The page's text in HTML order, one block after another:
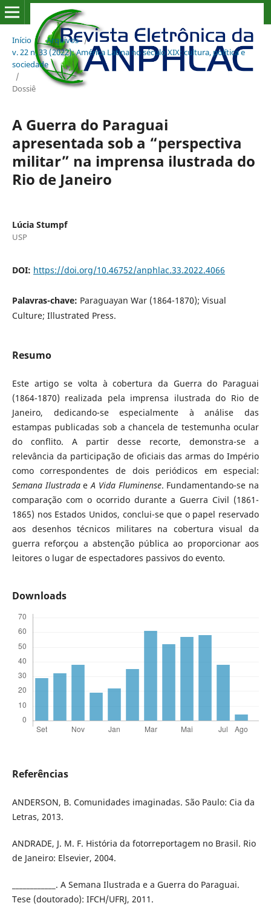
Início / Arquivos /
v. 22 n. 33 (2022): América Latina no século XIX: cultura, política e
sociedade
/
Dossiê
A Guerra do Paraguai
apresentada sob a “perspectiva
militar” na imprensa ilustrada do
Rio de Janeiro
Lúcia Stumpf
USP
DOI: https://doi.org/10.46752/anphlac.33.2022.4066
Palavras-chave: Paraguayan War (1864-1870); Visual
Culture; Illustrated Press.
Resumo
Este artigo se volta à cobertura da Guerra do Paraguai
(1864-1870) realizada pela imprensa ilustrada do Rio de
Janeiro, dedicando-se especialmente à análise das
estampas publicadas sob a chancela de testemunha ocular
do conflito. A partir desse recorte, demonstra-se a
relevância da participação de oficiais das armas do Império
como correspondentes de dois periódicos em especial:
Semana IlustradaeA Vida Fluminense. Fundamentando-se na
comparação com o ocorrido durante a Guerra Civil (1861-
1865) nos Estados Unidos, conclui-se que o papel reservado
aos desenhos técnicos militares na cobertura visual da
guerra reforçou a abstenção pública ao proporcionar aos
leitores o lugar de espectadores passivos do evento.
Downloads
Referências
ANDERSON, B. Comunidades imaginadas. São Paulo: Cia da
Letras, 2013.
ANDRADE, J. M. F. História da fotorreportagem no Brasil. Rio
de Janeiro: Elsevier, 2004.
____________. A Semana Ilustrada e a Guerra do Paraguai.
Tese (doutorado): IFCH/UFRJ, 2011.